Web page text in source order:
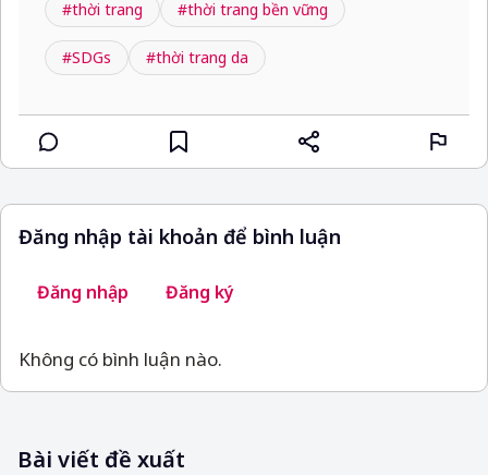
#thời trang #thời trang bền vững
#SDGs #thời trang da
Đăng nhập tài khoản để bình luận
Đăng nhập Đăng ký
Không có bình luận nào.
Bài viết đề xuất